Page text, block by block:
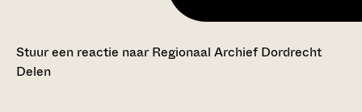
Stuur een reactie naar Regionaal Archief Dordrecht
Delen